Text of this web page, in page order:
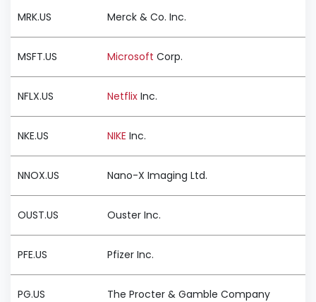
MRK.US Merck & Co. Inc.
MSFT.US Microsoft Corp.
NFLX.US Netflix Inc.
NKE.US NIKE Inc.
NNOX.US Nano-X Imaging Ltd.
OUST.US Ouster Inc.
PFE.US Pfizer Inc.
PG.US The Procter & Gamble Company